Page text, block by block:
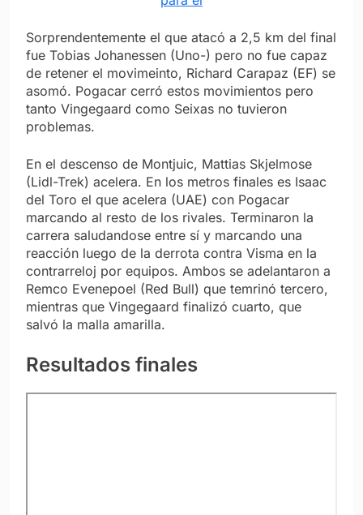
Sorprendentemente el que atacó a 2,5 km del final
fue Tobias Johanessen (Uno-) pero no fue capaz
de retener el movimeinto, Richard Carapaz (EF) se
asomó. Pogacar cerró estos movimientos pero
tanto Vingegaard como Seixas no tuvieron
problemas.
En el descenso de Montjuic, Mattias Skjelmose
(Lidl-Trek) acelera. En los metros finales es Isaac
del Toro el que acelera (UAE) con Pogacar
marcando al resto de los rivales. Terminaron la
carrera saludandose entre sí y marcando una
reacción luego de la derrota contra Visma en la
contrarreloj por equipos. Ambos se adelantaron a
Remco Evenepoel (Red Bull) que temrinó tercero,
mientras que Vingegaard finalizó cuarto, que
salvó la malla amarilla.
Resultados finales